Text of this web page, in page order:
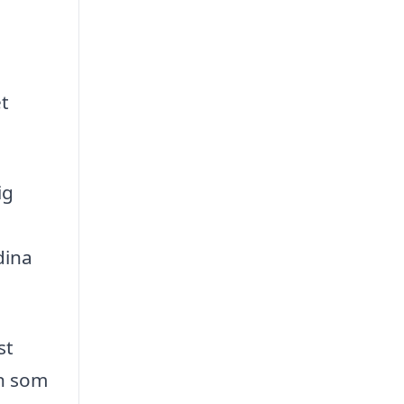
som